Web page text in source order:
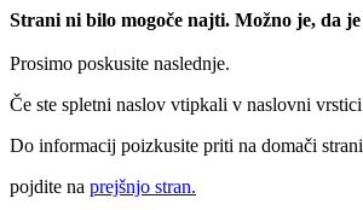
Strani ni bilo mogoče najti. Možno je, da
Prosimo poskusite naslednje.
Če ste spletni naslov vtipkali v naslovni
Do informacij poizkusite priti na domači strani
pojdite na prejšnjo stran.